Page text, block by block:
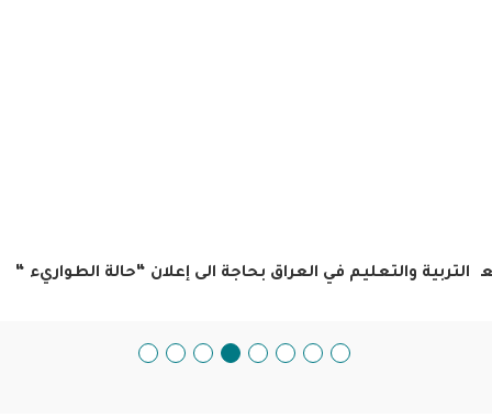
التربية والتعليم في العراق بحاجة الى إعلان “حالة الطواريء “